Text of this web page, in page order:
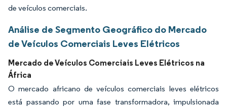
de veículos comerciais.
Análise de Segmento Geográfico do Mercado
de Veículos Comerciais Leves Elétricos
Mercado de Veículos Comerciais Leves Elétricos na
África
O mercado africano de veículos comerciais leves elétricos
está passando por uma fase transformadora, impulsionada